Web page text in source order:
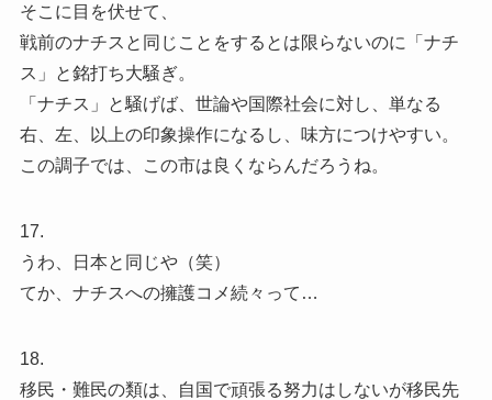
そこに目を伏せて、
戦前のナチスと同じことをするとは限らないのに「ナチ
ス」と銘打ち大騒ぎ。
「ナチス」と騒げば、世論や国際社会に対し、単なる
右、左、以上の印象操作になるし、味方につけやすい。
この調子では、この市は良くならんだろうね。
17.
うわ、日本と同じや（笑）
てか、ナチスへの擁護コメ続々って…
18.
移民・難民の類は、自国で頑張る努力はしないが移民先